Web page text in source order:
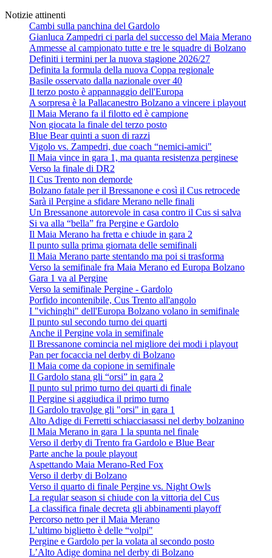
Notizie attinenti
Cambi sulla panchina del Gardolo
Gianluca Zampedri ci parla del successo del Maia Merano
Ammesse al campionato tutte e tre le squadre di Bolzano
Definiti i termini per la nuova stagione 2026/27
Definita la formula della nuova Coppa regionale
Basile osservato dalla nazionale over 40
Il terzo posto è appannaggio dell'Europa
A sorpresa è la Pallacanestro Bolzano a vincere i playout
Il Maia Merano fa il filotto ed è campione
Non giocata la finale del terzo posto
Blue Bear quinti a suon di razzi
Vigolo vs. Zampedri, due coach “nemici-amici"
Il Maia vince in gara 1, ma quanta resistenza perginese
Verso la finale di DR2
Il Cus Trento non demorde
Bolzano fatale per il Bressanone e così il Cus retrocede
Sarà il Pergine a sfidare Merano nelle finali
Un Bressanone autorevole in casa contro il Cus si salva
Si va alla “bella” fra Pergine e Gardolo
Il Maia Merano ha fretta e chiude in gara 2
Il punto sulla prima giornata delle semifinali
Il Maia Merano parte stentando ma poi si trasforma
Verso la semifinale fra Maia Merano ed Europa Bolzano
Gara 1 va al Pergine
Verso la semifinale Pergine - Gardolo
Porfido incontenibile, Cus Trento all'angolo
I "vichinghi" dell'Europa Bolzano volano in semifinale
Il punto sul secondo turno dei quarti
Anche il Pergine vola in semifinale
Il Bressanone comincia nel migliore dei modi i playout
Pan per focaccia nel derby di Bolzano
Il Maia come da copione in semifinale
Il Gardolo stana gli “orsi” in gara 2
Il punto sul primo turno dei quarti di finale
Il Pergine si aggiudica il primo turno
Il Gardolo travolge gli "orsi" in gara 1
Alto Adige di Ferretti schiacciasassi nel derby bolzanino
Il Maia Merano in gara 1 la spunta nel finale
Verso il derby di Trento fra Gardolo e Blue Bear
Parte anche la poule playout
Aspettando Maia Merano-Red Fox
Verso il derby di Bolzano
Verso il quarto di finale Pergine vs. Night Owls
La regular season si chiude con la vittoria del Cus
La classifica finale decreta gli abbinamenti playoff
Percorso netto per il Maia Merano
L’ultimo biglietto è delle “volpi"
Pergine e Gardolo per la volata al secondo posto
L’Alto Adige domina nel derby di Bolzano